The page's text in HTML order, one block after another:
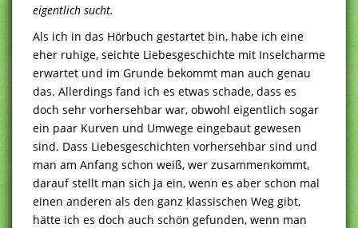
eigentlich sucht.
Als ich in das Hörbuch gestartet bin, habe ich eine
eher ruhige, seichte Liebesgeschichte mit Inselcharme
erwartet und im Grunde bekommt man auch genau
das. Allerdings fand ich es etwas schade, dass es
doch sehr vorhersehbar war, obwohl eigentlich sogar
ein paar Kurven und Umwege eingebaut gewesen
sind. Dass Liebesgeschichten vorhersehbar sind und
man am Anfang schon weiß, wer zusammenkommt,
darauf stellt man sich ja ein, wenn es aber schon mal
einen anderen als den ganz klassischen Weg gibt,
hätte ich es doch auch schön gefunden, wenn man